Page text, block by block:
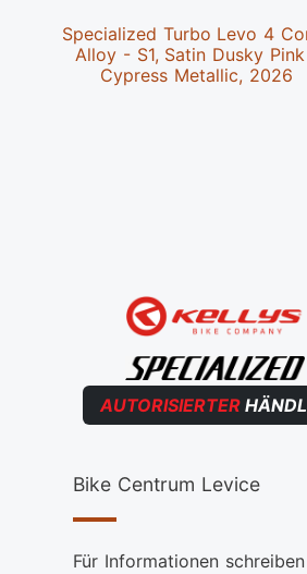
Specialized Turbo Levo 4
Alloy - S1, Satin Dusky
Cypress Metallic, 2026
AUTORISIERTER
Bike Centrum Levice
Für Informationen